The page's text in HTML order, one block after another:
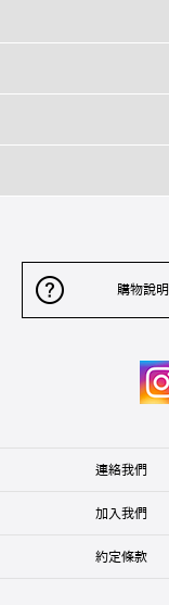
購物說明
連絡我們
加入我們
約定條款